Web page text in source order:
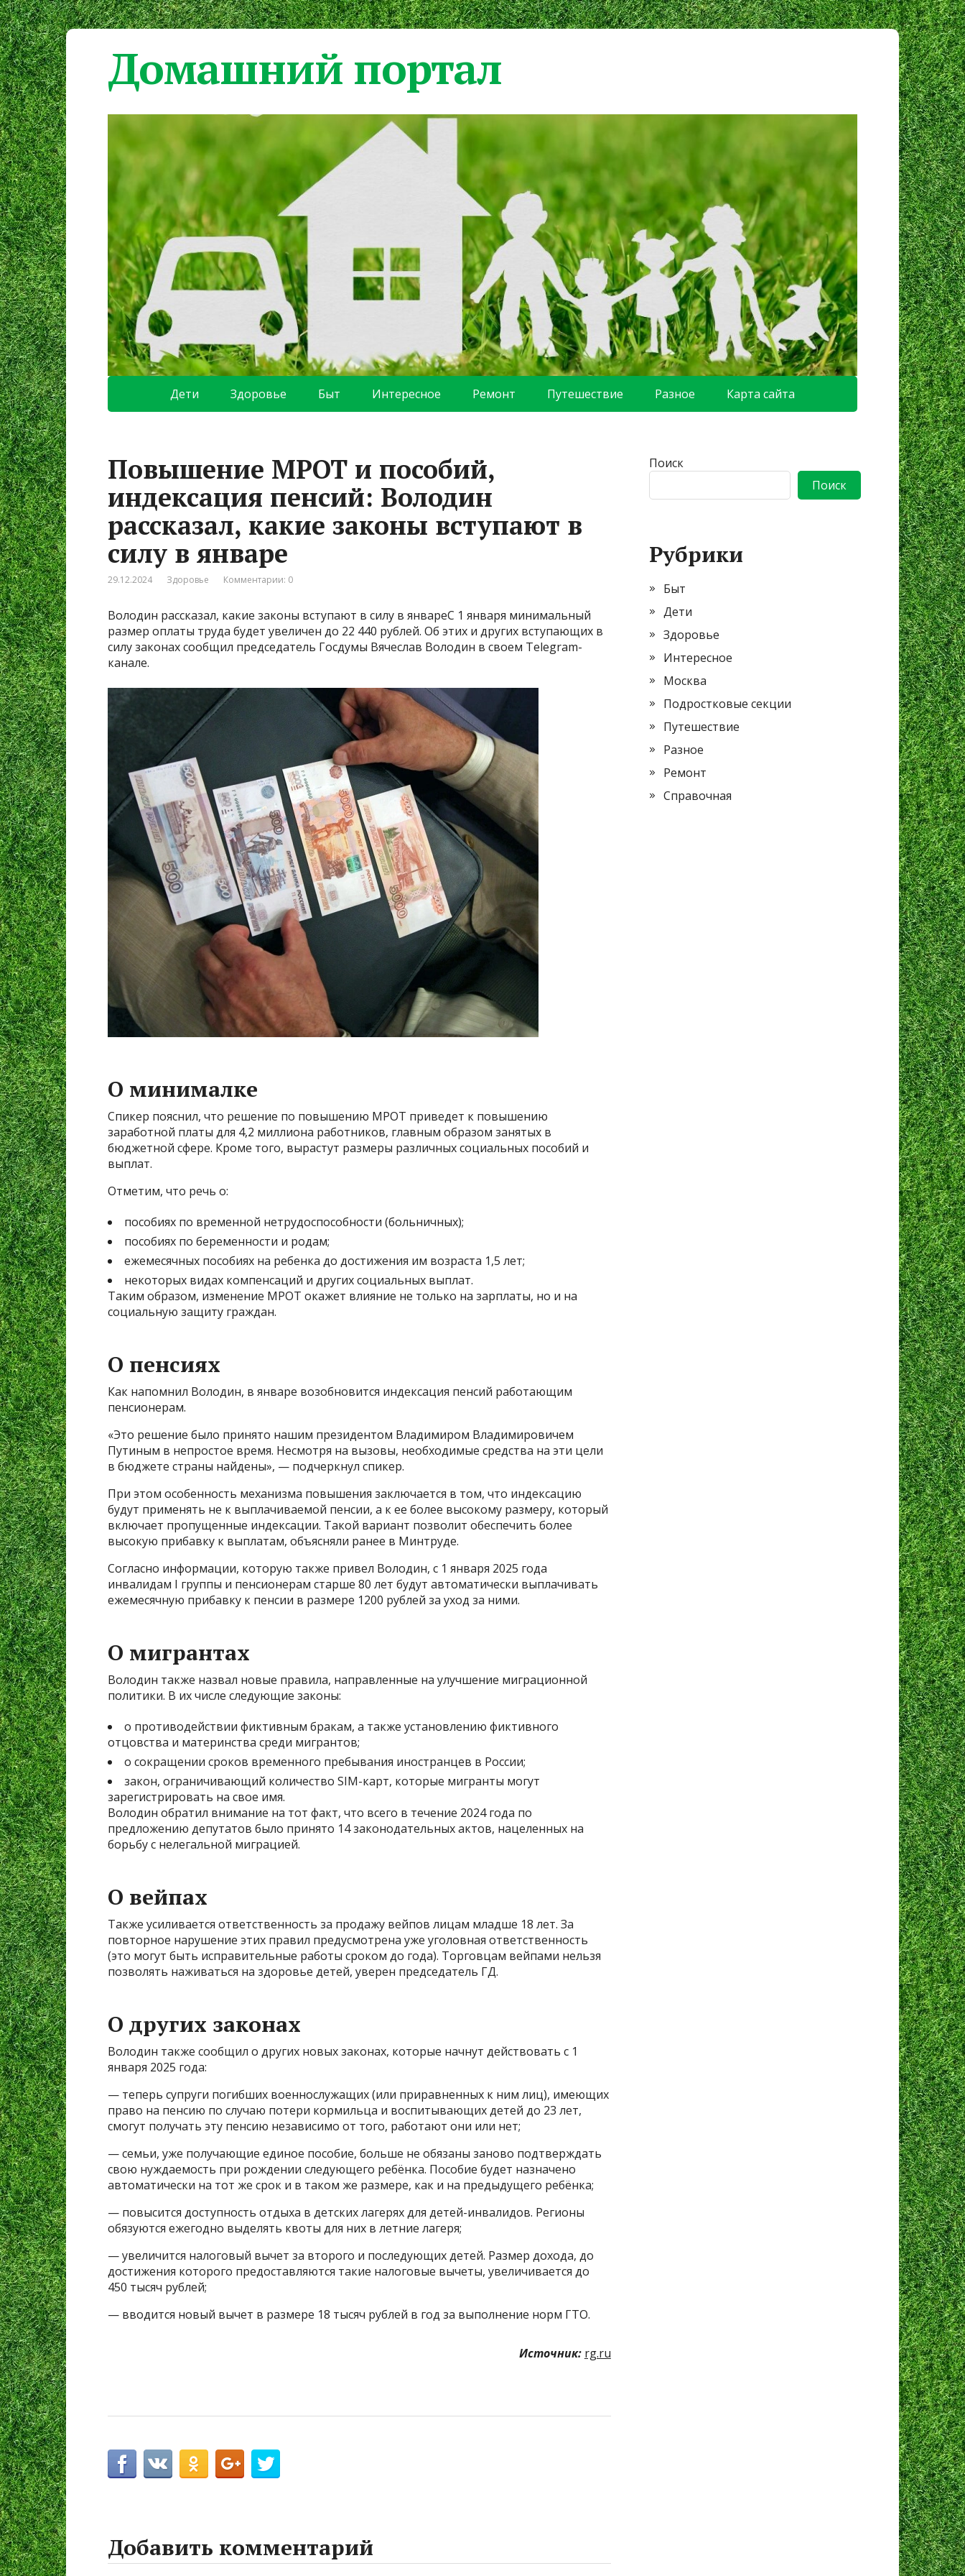
Домашний портал
Дети Здоровье Быт Интересное Ремонт Путешествие Разное Карта сайта
Повышение МРОТ и пособий,
индексация пенсий: Володин
рассказал, какие законы вступают в
силу в январе
29.12.2024 Здоровье Комментарии: 0
Володин рассказал, какие законы вступают в силу в январеС 1 января минимальный
размер оплаты труда будет увеличен до 22 440 рублей. Об этих и других вступающих в
силу законах сообщил председатель Госдумы Вячеслав Володин в своем Telegram-
канале.
О минималке
Спикер пояснил, что решение по повышению МРОТ приведет к повышению
заработной платы для 4,2 миллиона работников, главным образом занятых в
бюджетной сфере. Кроме того, вырастут размеры различных социальных пособий и
выплат.
Отметим, что речь о:
пособиях по временной нетрудоспособности (больничных);
пособиях по беременности и родам;
ежемесячных пособиях на ребенка до достижения им возраста 1,5 лет;
некоторых видах компенсаций и других социальных выплат.
Таким образом, изменение МРОТ окажет влияние не только на зарплаты, но и на
социальную защиту граждан.
О пенсиях
Как напомнил Володин, в январе возобновится индексация пенсий работающим
пенсионерам.
«Это решение было принято нашим президентом Владимиром Владимировичем
Путиным в непростое время. Несмотря на вызовы, необходимые средства на эти цели
в бюджете страны найдены», — подчеркнул спикер.
При этом особенность механизма повышения заключается в том, что индексацию
будут применять не к выплачиваемой пенсии, а к ее более высокому размеру, который
включает пропущенные индексации. Такой вариант позволит обеспечить более
высокую прибавку к выплатам, объясняли ранее в Минтруде.
Согласно информации, которую также привел Володин, с 1 января 2025 года
инвалидам I группы и пенсионерам старше 80 лет будут автоматически выплачивать
ежемесячную прибавку к пенсии в размере 1200 рублей за уход за ними.
О мигрантах
Володин также назвал новые правила, направленные на улучшение миграционной
политики. В их числе следующие законы:
о противодействии фиктивным бракам, а также установлению фиктивного
отцовства и материнства среди мигрантов;
о сокращении сроков временного пребывания иностранцев в России;
закон, ограничивающий количество SIM-карт, которые мигранты могут
зарегистрировать на свое имя.
Володин обратил внимание на тот факт, что всего в течение 2024 года по
предложению депутатов было принято 14 законодательных актов, нацеленных на
борьбу с нелегальной миграцией.
О вейпах
Также усиливается ответственность за продажу вейпов лицам младше 18 лет. За
повторное нарушение этих правил предусмотрена уже уголовная ответственность
(это могут быть исправительные работы сроком до года). Торговцам вейпами нельзя
позволять наживаться на здоровье детей, уверен председатель ГД.
О других законах
Володин также сообщил о других новых законах, которые начнут действовать с 1
января 2025 года:
— теперь супруги погибших военнослужащих (или приравненных к ним лиц), имеющих
право на пенсию по случаю потери кормильца и воспитывающих детей до 23 лет,
смогут получать эту пенсию независимо от того, работают они или нет;
— семьи, уже получающие единое пособие, больше не обязаны заново подтверждать
свою нуждаемость при рождении следующего ребёнка. Пособие будет назначено
автоматически на тот же срок и в таком же размере, как и на предыдущего ребёнка;
— повысится доступность отдыха в детских лагерях для детей-инвалидов. Регионы
обязуются ежегодно выделять квоты для них в летние лагеря;
— увеличится налоговый вычет за второго и последующих детей. Размер дохода, до
достижения которого предоставляются такие налоговые вычеты, увеличивается до
450 тысяч рублей;
— вводится новый вычет в размере 18 тысяч рублей в год за выполнение норм ГТО.
Источник: rg.ru
Добавить комментарий
Поиск
Поиск
Рубрики
Быт
Дети
Здоровье
Интересное
Москва
Подростковые секции
Путешествие
Разное
Ремонт
Справочная